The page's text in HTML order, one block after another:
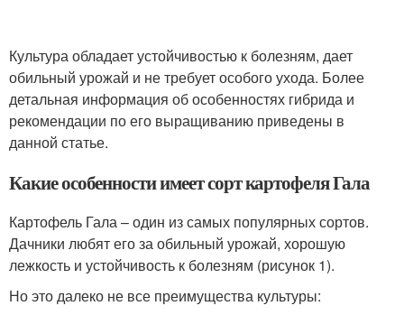
Культура обладает устойчивостью к болезням, дает
обильный урожай и не требует особого ухода. Более
детальная информация об особенностях гибрида и
рекомендации по его выращиванию приведены в
данной статье.
Какие особенности имеет сорт картофеля Гала
Картофель Гала – один из самых популярных сортов.
Дачники любят его за обильный урожай, хорошую
лежкость и устойчивость к болезням (рисунок 1).
Но это далеко не все преимущества культуры: